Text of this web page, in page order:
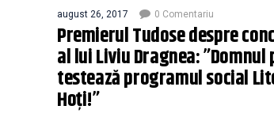
august 26, 2017 0 Comentariu
Premierul Tudose despre
al lui Liviu Dragnea:
testează programul social
Hoţi!”